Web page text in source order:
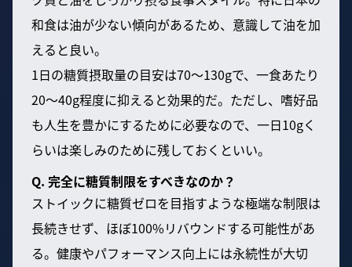
和食は油が少ない傾向があるため、意識して油を加
えると良い。
1日の糖質摂取量の目安は70〜130gで、一食あたり
20〜40g程度に抑えると効果的だ。ただし、嗜好品
も人生を豊かにするために必要なので、一日10gく
らいは楽しみのために残しておくといい。
Q. 完全に糖質制限をすべきなのか？
ストイックに糖質ゼロを目指すような極端な制限は
長続きせず、ほぼ100%リバウンドする可能性があ
る。健康やパフォーマンス向上には永続性が大切